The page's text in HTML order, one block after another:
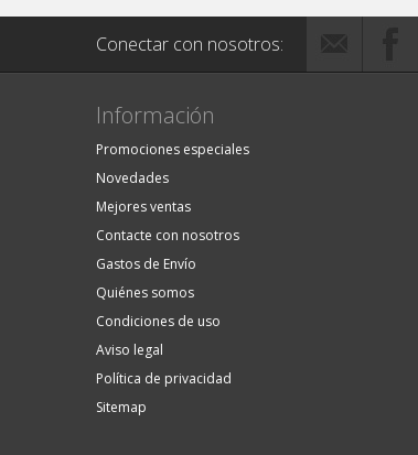
Conectar con nosotros:
Información
Promociones especiales
Novedades
Mejores ventas
Contacte con nosotros
Gastos de Envío
Quiénes somos
Condiciones de uso
Aviso legal
Política de privacidad
Sitemap